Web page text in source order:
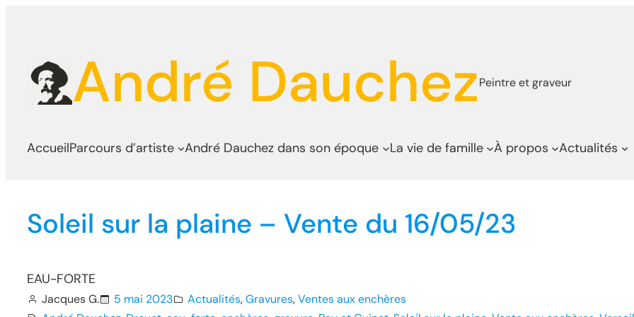
contenu
André DauchezPeintre et graveur
AccueilParcours d’artiste André Dauchez dans son époque La vie de famille À propos Actualités
Soleil sur la plaine – Vente du 16/05/23
EAU-FORTE
Jacques G. 5 mai 2023 Actualités, Gravures, Ventes aux enchères